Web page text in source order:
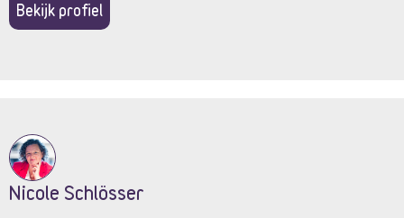
Bekijk profiel
Nicole Schlösser